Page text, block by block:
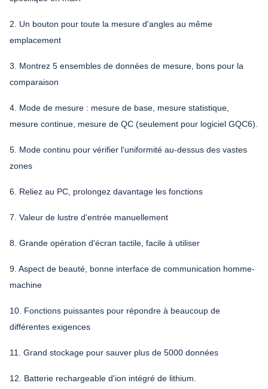
2. Un bouton pour toute la mesure d'angles au même
emplacement
3. Montrez 5 ensembles de données de mesure, bons pour la
comparaison
4. Mode de mesure : mesure de base, mesure statistique,
mesure continue, mesure de QC (seulement pour logiciel GQC6).
5. Mode continu pour vérifier l'uniformité au-dessus des vastes
zones
6. Reliez au PC, prolongez davantage les fonctions
7. Valeur de lustre d'entrée manuellement
8. Grande opération d'écran tactile, facile à utiliser
9. Aspect de beauté, bonne interface de communication homme-
machine
10. Fonctions puissantes pour répondre à beaucoup de
différentes exigences
11. Grand stockage pour sauver plus de 5000 données
12. Batterie rechargeable d'ion intégré de lithium.